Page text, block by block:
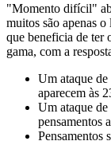
"Momento difícil"
muitos são apenas
que beneficia de ter
gama, com a
Um ataque
aparecem às
Um ataque
pensamentos
Pensamentos